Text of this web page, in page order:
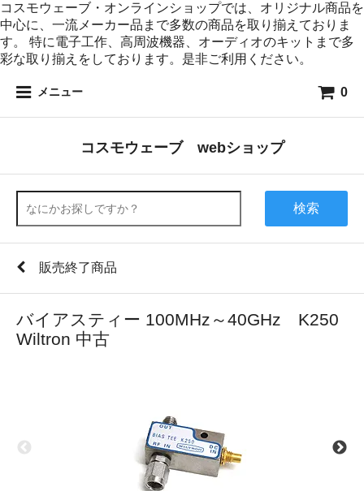
コスモウェーブ・オンラインショップでは、オリジナル商品を
中心に、一流メーカー品まで多数の商品を取り揃えておりま
す。 特に電子工作、高周波機器、オーディオのキットまで多
彩な取り揃えをしております。是非ご利用ください。
メニュー 0
コスモウェーブ webショップ
検索
販売終了商品
バイアスティー 100MHz～40GHz K250
Wiltron 中古